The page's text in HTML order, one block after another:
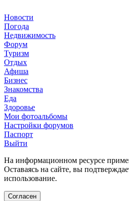
Новости
Погода
Недвижимость
Форум
Туризм
Отдых
Афиша
Бизнес
Знакомства
Еда
Здоровье
Мои фотоальбомы
Настройки форумов
Паспорт
Выйти
На информационном ресурсе
Оставаясь на сайте, вы
использование.
Согласен